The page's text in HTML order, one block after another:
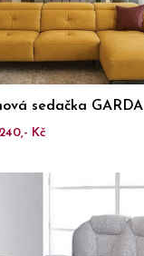
sedačka GARDA
Kč